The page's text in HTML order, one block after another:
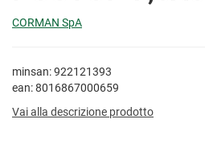
CORMAN SpA
minsan: 922121393
ean: 8016867000659
Vai alla descrizione prodotto